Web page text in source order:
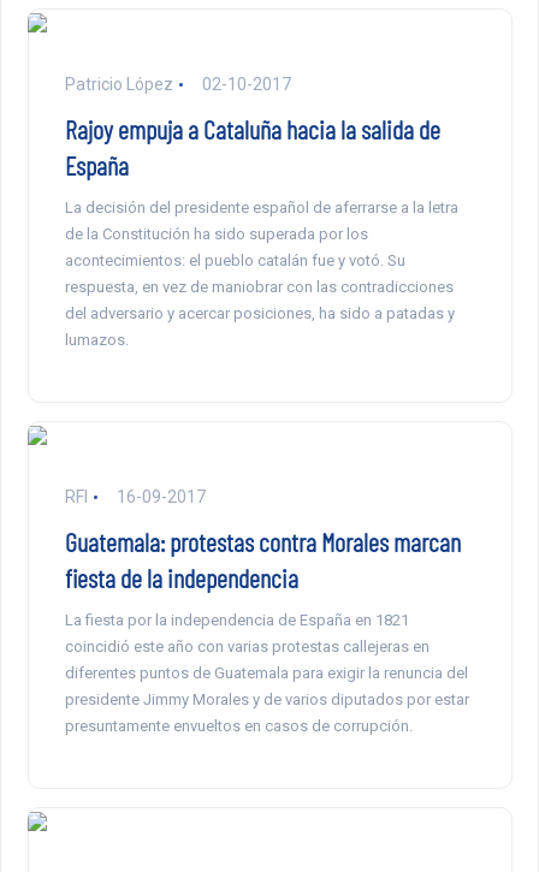
Patricio López 02-10-2017
Rajoy empuja a Cataluña hacia la salida de
España
La decisión del presidente español de aferrarse a la letra
de la Constitución ha sido superada por los
acontecimientos: el pueblo catalán fue y votó. Su
respuesta, en vez de maniobrar con las contradicciones
del adversario y acercar posiciones, ha sido a patadas y
lumazos.
RFI 16-09-2017
Guatemala: protestas contra Morales marcan
fiesta de la independencia
La fiesta por la independencia de España en 1821
coincidió este año con varias protestas callejeras en
diferentes puntos de Guatemala para exigir la renuncia del
presidente Jimmy Morales y de varios diputados por estar
presuntamente envueltos en casos de corrupción.